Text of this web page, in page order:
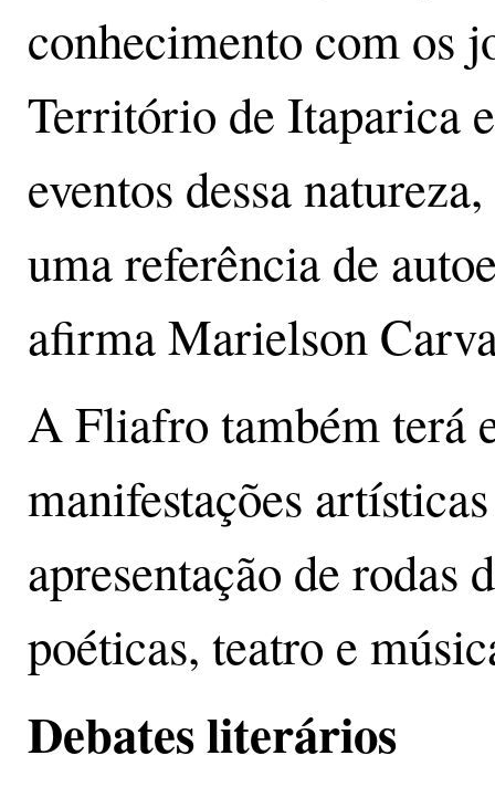
conhecimento com os
Território de Itaparica
eventos dessa
uma referência de
afirma Marielson
A Fliafro também terá
manifestações
apresentação de rodas
poéticas, teatro e
Debates literários